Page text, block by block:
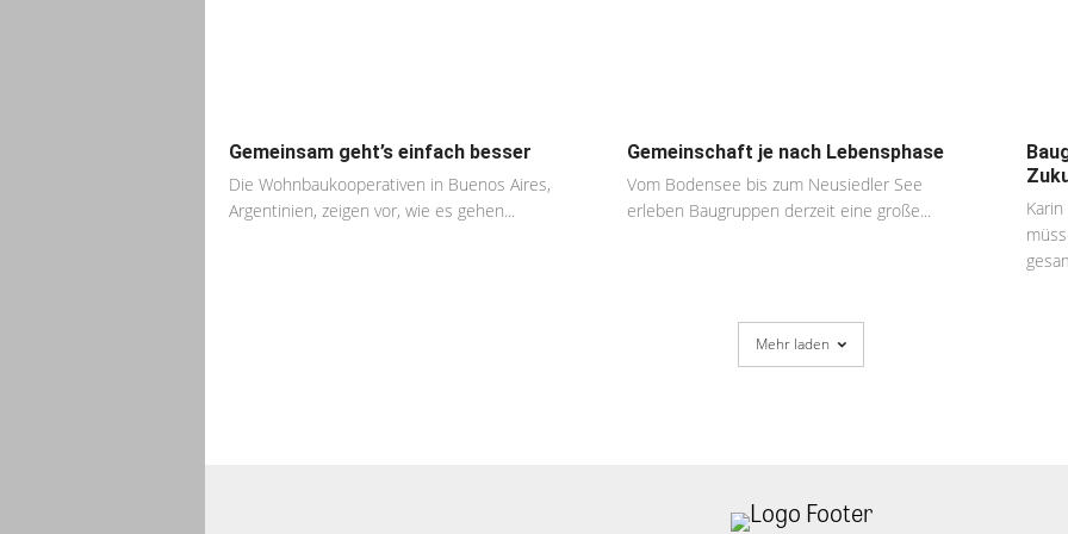
Gemeinsam geht’s einfach besser
Die Wohnbaukooperativen in Buenos Aires,
Argentinien, zeigen vor, wie es gehen...
Gemeinschaft je nach Lebensphase
Vom Bodensee bis zum Neusiedler See
erleben Baugruppen derzeit eine große...
Mehr laden